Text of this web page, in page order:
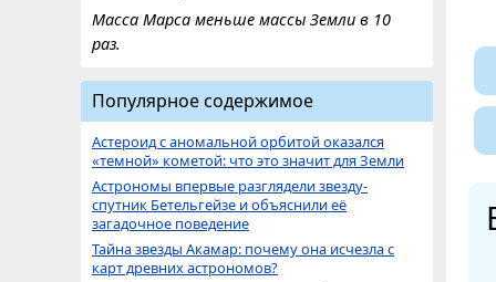
Масса Марса меньше массы Земли в 10
раз.
Популярное содержимое
Астероид с аномальной орбитой оказался
«темной» кометой: что это значит для Земли
Астрономы впервые разглядели звезду-
спутник Бетельгейзе и объяснили её
загадочное поведение
Тайна звезды Акамар: почему она исчезла с
карт древних астрономов?